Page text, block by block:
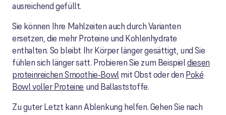
ausreichend gefüllt.
Sie können Ihre Mahlzeiten auch durch Varianten
ersetzen, die mehr Proteine und Kohlenhydrate
enthalten. So bleibt Ihr Körper länger gesättigt, und Sie
fühlen sich länger satt. Probieren Sie zum Beispieldiesen
proteinreichen Smoothie-Bowlmit Obst oder den Poké
Bowl voller Proteine und Ballaststoffe.
Zu guter Letzt kann Ablenkung helfen. Gehen Sie nach